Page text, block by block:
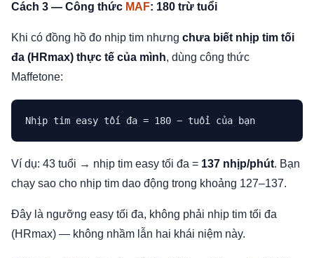
Cách 3 — Công thức MAF: 180 trừ tuổi
Khi có đồng hồ đo nhịp tim nhưng chưa biết nhịp tim tối
đa (HRmax) thực tế của mình, dùng công thức
Maffetone:
Ví dụ: 43 tuổi → nhịp tim easy tối đa = 137 nhịp/phút. Bạn
chạy sao cho nhịp tim dao động trong khoảng 127–137.
Đây là ngưỡng easy tối đa, không phải nhịp tim tối đa
(HRmax) — không nhầm lẫn hai khái niệm này.